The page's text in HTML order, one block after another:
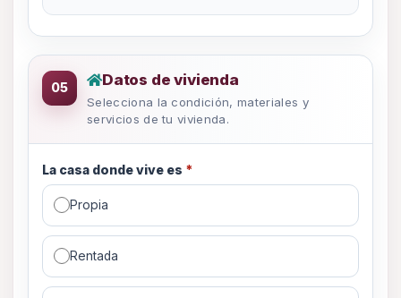
Datos de vivienda
05 Datos de vivienda
Selecciona la condición, materiales y
servicios de tu vivienda.
La casa donde vive es *
Propia
Rentada